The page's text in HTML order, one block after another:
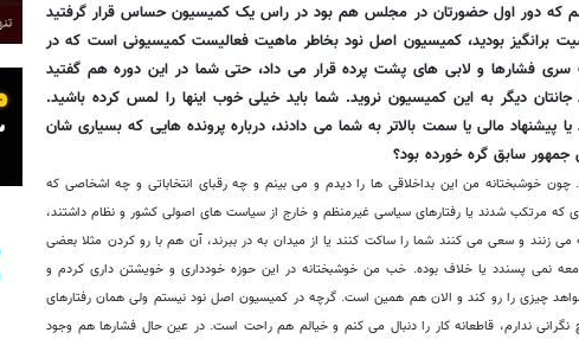
که دور اول حضورتان در مجلس هم بود در راس یک کمیسیون حساس قرار گرفتید
برانگیز بودید، کمیسیون اصل نود بخاطر ماهیت فعالیست کمیسیونی است که در
فشارها و لابی های پشت پرده قرار می داد، حتی شما در این دوره هم گفتید
دیگر به این کمیسیون نروید. شما باید خیلی خوب اینها را لمس کرده باشید.
پیشنهاد مالی یا سمت بالاتر به شما می دادند، درباره پرونده هایی که بسیاری شان
سابق گره خورده بود؟
چون خوشبختانه من این بداخلاقی ها را دیدم و می بینم و چه رقبای انتخاباتی و چه اشخاصی که
که مرتکب شدند یا رفتارهای سیاسی غیرمنظم و خارج از سیاست های اصولی کشور و نظام داشتند،
می زنند و سعی می کنند شما را ساکت کنند یا از میدان به در ببرند، آن هم با رو کردن مثلا بعضی
نمی پسندد یا خلاف بوده. خب من خوشبختانه در این حوزه خودداری و خویشتن داری کردم و
چیزی را رو کند و الان هم همین است. گرچه در کمیسیون اصل نود نیستم ولی همان رفتارهای
نگرانی ندارم، قاطعانه کار را دنبال می کنم و خیالم هم راحت است. در عین حال فشارها هم وجود